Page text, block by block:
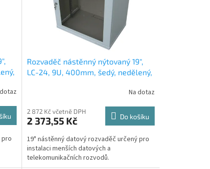
Rozvaděč nástěnný nýtovaný 19",
LC-24, 9U, 400mm, šedý, nedělený,
Na dotaz
2 872 Kč včetně DPH
2 373,55 Kč Do košíku
19" nástěnný datový rozvaděč určený pro
instalaci menších datových a
telekomunikačních rozvodů.